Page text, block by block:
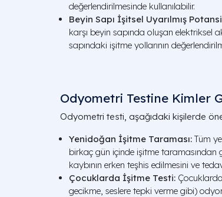
değerlendirilmesinde kullanılabilir.
Beyin Sapı İşitsel Uyarılmış
karşı beyin sapında oluşan elektriksel
sapındaki işitme yollarının
Odyometri Testine Kimler
Odyometri testi, aşağıdaki kişilerde
Yenidoğan İşitme Taraması: Tüm
birkaç gün içinde işitme
kaybının erken teşhis edilmesini ve
Çocuklarda İşitme Testi:
gecikme, seslere tepki verme gibi)